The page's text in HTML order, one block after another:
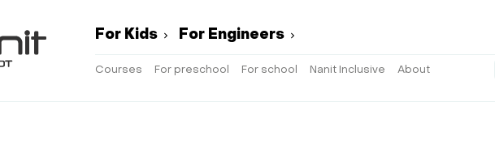
For Kids For Engineers
Courses For preschool For school Nanit Inclusive About